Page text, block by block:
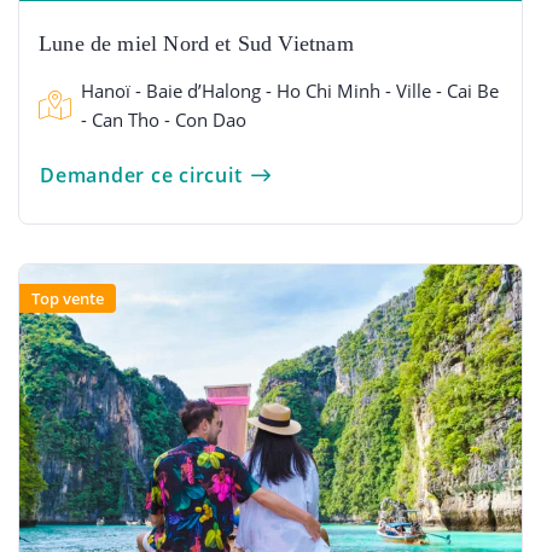
Lune de miel Nord et Sud Vietnam
Hanoï - Baie d’Halong - Ho Chi Minh - Ville - Cai Be
- Can Tho - Con Dao
Demander ce circuit
Top vente